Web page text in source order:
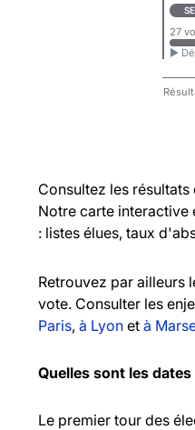
SE
27
►
Consultez les résultats
Notre carte interactive
: listes élues, taux
Retrouvez par ailleurs
vote. Consulter les
Paris, à Lyon et à
Quelles sont les
Le premier tour des